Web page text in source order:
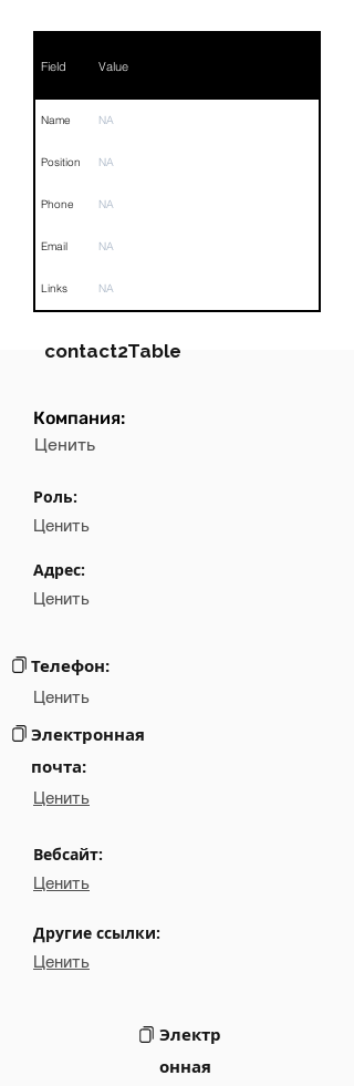
Field Value
Name NA
Position NA
Phone NA
Email NA
Links NA
contact2Table
Field
Email
Компания:
Ценить
Роль:
Ценить
Адрес:
Ценить
Телефон:
Ценить
Электронная
почта:
Ценить
Вебсайт:
Ценить
Другие ссылки:
Ценить
Электр
онная